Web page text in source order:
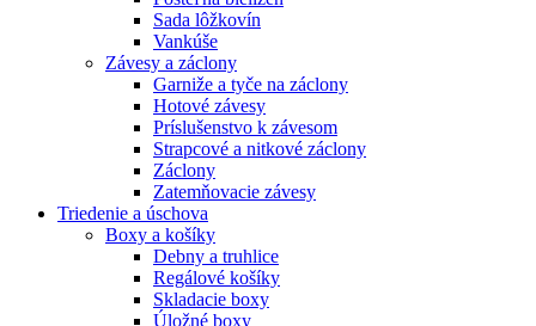
Sada lôžkovín
Vankúše
Závesy a záclony
Garniže a tyče na záclony
Hotové závesy
Príslušenstvo k závesom
Strapcové a nitkové záclony
Záclony
Zatemňovacie závesy
Triedenie a úschova
Boxy a košíky
Debny a truhlice
Regálové košíky
Skladacie boxy
Úložné boxy